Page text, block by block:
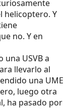
helicoptero. Y
no. Y en
una USVB a
llevarlo al
una UME
luego otra
ha pasado por